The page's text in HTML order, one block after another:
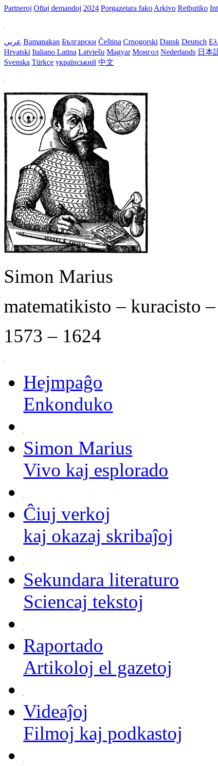
Partneroj Oftaj demandoj 2024 Porgazetara fako Arkivo Retbutiko
عربي Bamanakan Български Čeština Crnogorski Dansk Deutsch
Hrvatski Italiano Latina Latviešu Magyar Монгол Nederlands 日本
Svenska Türkçe український 中文
Simon Marius
matematikisto – kuracisto
1573 – 1624
Hejmpaĝo
Enkonduko
Simon Marius
Vivo kaj esplorado
Ĉiuj verkoj
kaj okazaj skribaĵoj
Sekundara literaturo
Sciencaj tekstoj
Raportado
Artikoloj el gazetoj
Videaĵoj
Filmoj kaj podkastoj